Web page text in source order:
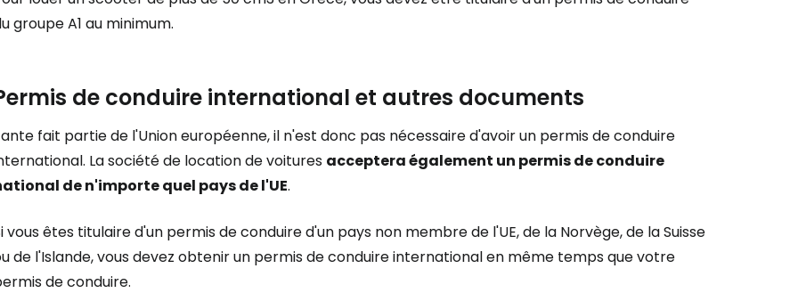
groupe A1 au minimum.
de conduire international et autres documents
fait partie de l'Union européenne, il n'est donc pas nécessaire d'avoir un permis de conduire
La société de location de voitures acceptera également un permis de conduire
de n'importe quel pays de l'UE.
vous êtes titulaire d'un permis de conduire d'un pays non membre de l'UE, de la Norvège, de la Suisse
de l'Islande, vous devez obtenir un permis de conduire international en même temps que votre
de conduire.